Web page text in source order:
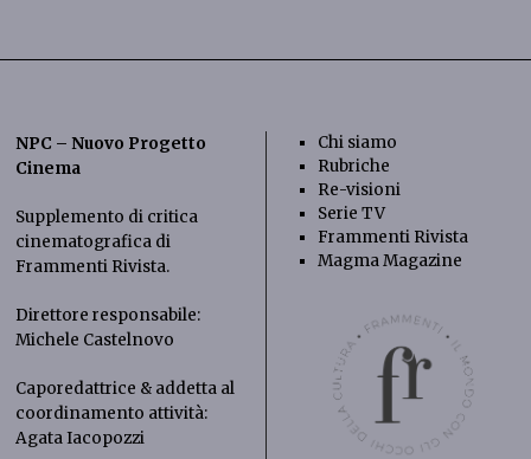
NPC – Nuovo Progetto
Cinema
Supplemento di critica
cinematografica di
Frammenti Rivista.
Direttore responsabile:
Michele Castelnovo
Caporedattrice & addetta al
coordinamento attività:
Agata Iacopozzi
Chi siamo
Rubriche
Re-visioni
Serie TV
Frammenti Rivista
Magma Magazine